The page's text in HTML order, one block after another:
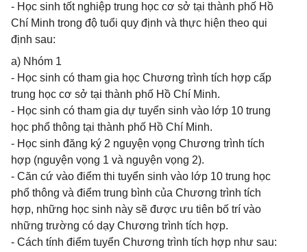
- Học sinh tốt nghiệp trung học cơ sở tại thành phố Hồ
Chí Minh trong độ tuổi quy định và thực hiện theo qui
định sau:
a) Nhóm 1
- Học sinh có tham gia học Chương trình tích hợp cấp
trung học cơ sở tại thành phố Hồ Chí Minh.
- Học sinh có tham gia dự tuyển sinh vào lớp 10 trung
học phổ thông tại thành phố Hồ Chí Minh.
- Học sinh đăng ký 2 nguyện vọng Chương trình tích
hợp (nguyện vọng 1 và nguyện vọng 2).
- Căn cứ vào điểm thi tuyển sinh vào lớp 10 trung học
phổ thông và điểm trung bình của Chương trình tích
hợp, những học sinh này sẽ được ưu tiên bố trí vào
những trường có dạy Chương trình tích hợp.
- Cách tính điểm tuyển Chương trình tích hợp như sau: